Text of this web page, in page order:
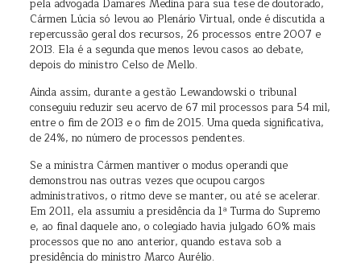
pela advogada Damares Medina para sua tese de doutorado,
Cármen Lúcia só levou ao Plenário Virtual, onde é discutida a
repercussão geral dos recursos, 26 processos entre 2007 e
2013. Ela é a segunda que menos levou casos ao debate,
depois do ministro Celso de Mello.
Ainda assim, durante a gestão Lewandowski o tribunal
conseguiu reduzir seu acervo de 67 mil processos para 54 mil,
entre o fim de 2013 e o fim de 2015. Uma queda significativa,
de 24%, no número de processos pendentes.
Se a ministra Cármen mantiver o modus operandi que
demonstrou nas outras vezes que ocupou cargos
administrativos, o ritmo deve se manter, ou até se acelerar.
Em 2011, ela assumiu a presidência da 1ª Turma do Supremo
e, ao final daquele ano, o colegiado havia julgado 60% mais
processos que no ano anterior, quando estava sob a
presidência do ministro Marco Aurélio.